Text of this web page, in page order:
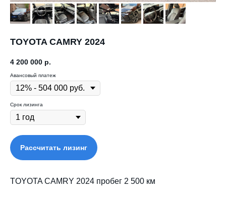
TOYOTA CAMRY 2024
4 200 000 р.
Авансовый платеж
Срок лизинга
Рассчитать лизинг
TOYOTA CAMRY 2024 пробег 2 500 км